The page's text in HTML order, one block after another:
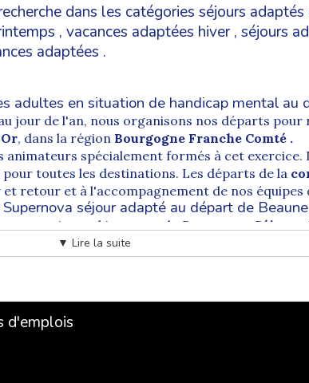
dans les catégories séjours adaptés
, vacances adaptées hiver, séjours
adaptées .
adultes en situation de handicap mental au
jour de l'an, nous organisons nos départs
, dans la région Bourgogne Franche Comté .
spécialement formés à cet exercice.
toutes les destinations. Les départs de la
retour et à l'accompagnement de nos équipes
séjour adapté au départ de
ses vins, et bien entendu Supernova Séjours
ou mental.
Beaune,Supernova Séjours Adaptés donne
Adaptées se réunissent pour finir le
▼ Lire la suite
d'emplois